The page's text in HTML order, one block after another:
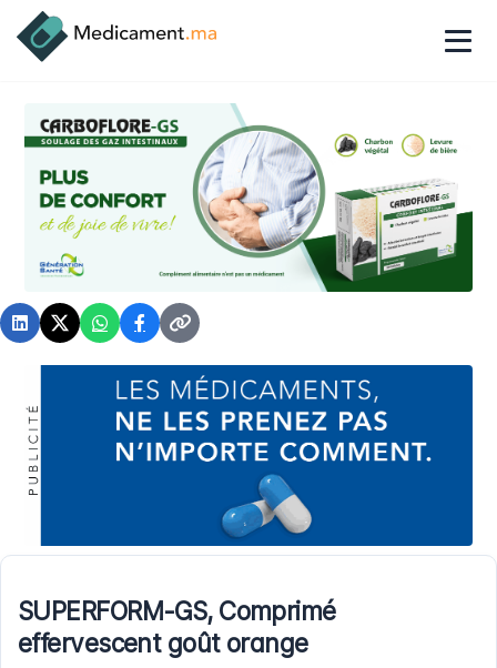
SUPERFORM-GS, Comprimé
effervescent goût orange